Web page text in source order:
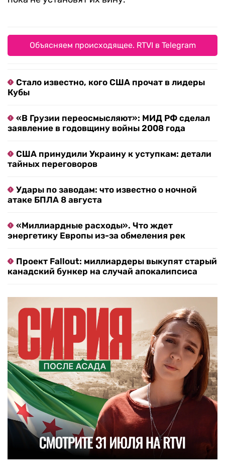
Объясняем происходящее. RTVI в Telegram
Стало известно, кого США прочат в лидеры
Кубы
«В Грузии переосмысляют»: МИД РФ сделал
заявление в годовщину войны 2008 года
США принудили Украину к уступкам: детали
тайных переговоров
Удары по заводам: что известно о ночной
атаке БПЛА 8 августа
«Миллиардные расходы». Что ждет
энергетику Европы из-за обмеления рек
Проект Fallout: миллиардеры выкупят старый
канадский бункер на случай апокалипсиса